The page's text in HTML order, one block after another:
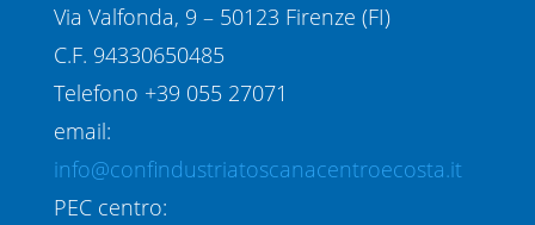
Via Valfonda, 9 – 50123 Firenze (FI)
C.F. 94330650485
Telefono +39 055 27071
email:
info@confindustriatoscanacentroecosta.it
PEC centro: